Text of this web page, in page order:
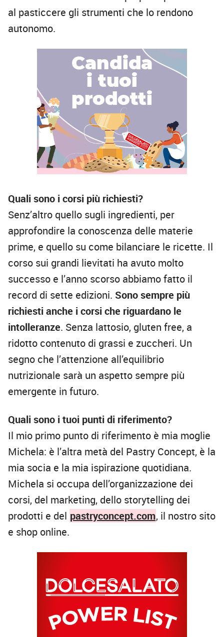
al pasticcere gli strumenti che lo rendono
autonomo.
Quali sono i corsi più richiesti?
Senz’altro quello sugli ingredienti, per
approfondire la conoscenza delle materie
prime, e quello su come bilanciare le ricette. Il
corso sui grandi lievitati ha avuto molto
successo e l’anno scorso abbiamo fatto il
record di sette edizioni. Sono sempre più
richiesti anche i corsi che riguardano le
intolleranze. Senza lattosio, gluten free, a
ridotto contenuto di grassi e zuccheri. Un
segno che l’attenzione all’equilibrio
nutrizionale sarà un aspetto sempre più
emergente in futuro.
Quali sono i tuoi punti di riferimento?
Il mio primo punto di riferimento è mia moglie
Michela: è l’altra metà del Pastry Concept, è la
mia socia e la mia ispirazione quotidiana.
Michela si occupa dell’organizzazione dei
corsi, del marketing, dello storytelling dei
prodotti e del pastryconcept.com, il nostro sito
e shop online.